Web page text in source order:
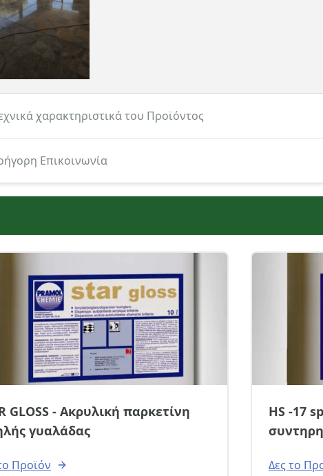
χαρακτηριστικά του Προϊόντος
Κατεβάστε εδώ το Τεχνικό Φυλλάδιο του προϊόντος
Επικοινωνία
Τηλέφωνο
GLOSS - Ακρυλική παρκετίνη
γυαλάδας
Προϊόν
HS -17
Δες το